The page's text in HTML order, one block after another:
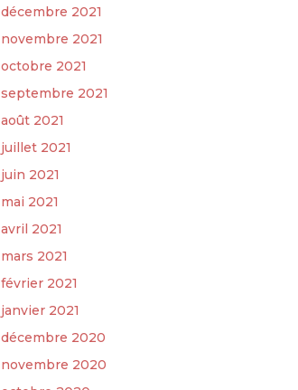
décembre 2021
novembre 2021
octobre 2021
septembre 2021
août 2021
juillet 2021
juin 2021
mai 2021
avril 2021
mars 2021
février 2021
janvier 2021
décembre 2020
novembre 2020